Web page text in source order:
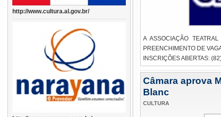
http://www.cultura.al.gov.br/
A ASSOCIAÇÃO
PREENCHIMENTO DE
INSCRIÇÕES ABERTAS:
Câmara aprova
Blanc
CULTURA